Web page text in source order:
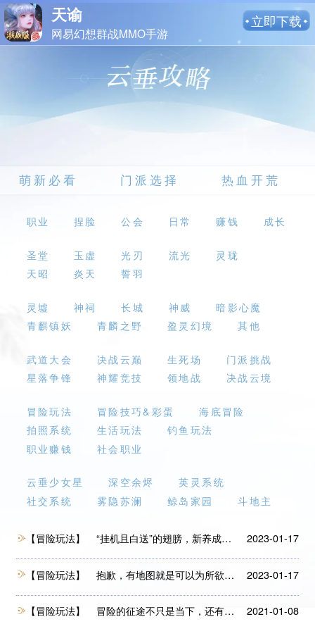
天谕
网易幻想群战MMO手游
立即下载
萌新必看 门派选择 热血开荒
职业 捏脸 公会 日常 赚钱 成长
圣堂 玉虚 光刃 流光
灵珑
天昭
炎天 誓羽
灵墟 神祠 长城 神威
暗影心魔
青麒镇妖
青麟之野 盈灵幻境 其他
武道大会 决战云巅 生死场
门派挑战
星落争锋
神耀竞技 领地战 决战云境
冒险玩法 冒险技巧&彩蛋
海底冒险
拍照系统
生活玩法
钓鱼玩法
职业赚钱
社会职业
云垂少女星 深空余烬
英灵系统
社交系统
雾隐苏澜 鲸岛家园 斗地主
【冒险玩法】 “挂机且白送”的翅膀，新养成系统这都拿不下你？ 2023-01-17
【冒险玩法】 抱歉，有地图就是可以为所欲为！这份“天之屿”秘籍今天就传授给你吧! 2023-01-17
【冒险玩法】 冒险的征途不只是当下，还有天空和大海！（下） 2021-01-08